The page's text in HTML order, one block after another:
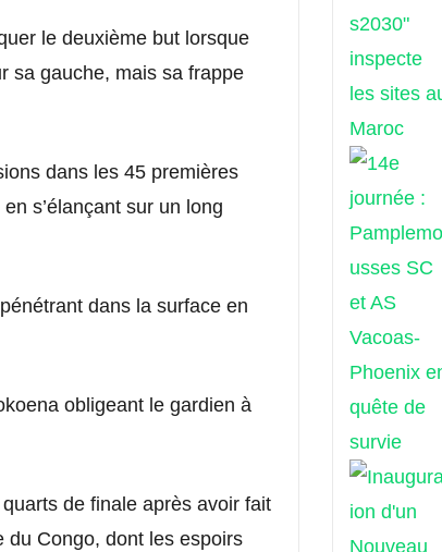
le deuxième but lorsque
sa gauche, mais sa frappe
dans les 45 premières
s’élançant sur un long
dans la surface en
obligeant le gardien à
de finale après avoir fait
du Congo, dont les espoirs